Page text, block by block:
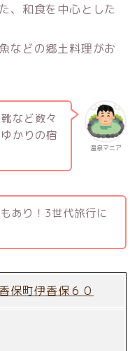
、和食を中心とした
などの郷土料理がお
温泉マニア
など数々
かりの宿
あり！3世代旅行に
保町伊香保６０